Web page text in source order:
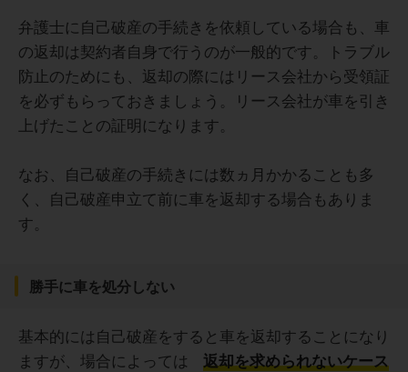
弁護士に自己破産の手続きを依頼している場合も、車
の返却は契約者自身で行うのが一般的です。トラブル
防止のためにも、返却の際にはリース会社から受領証
を必ずもらっておきましょう。リース会社が車を引き
上げたことの証明になります。
なお、自己破産の手続きには数ヵ月かかることも多
く、自己破産申立て前に車を返却する場合もありま
す。
勝手に車を処分しない
基本的には自己破産をすると車を返却することになり
ますが、場合によっては
返却を求められないケース